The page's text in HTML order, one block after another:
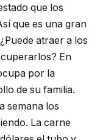
que los
que es una gran
atraer a los
En
por la
de su familia.
semana los
La carne